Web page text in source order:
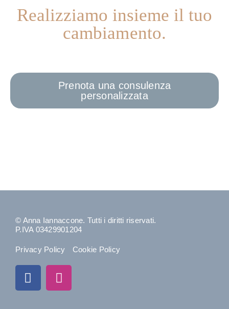
Realizziamo insieme il tuo
cambiamento.
Prenota una consulenza
personalizzata
© Anna Iannaccone. Tutti i diritti riservati.
P.IVA 03429901204
Privacy Policy Cookie Policy